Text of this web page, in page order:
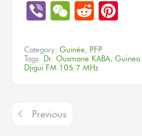
ViberWeChat
Reddit
Category: Guinée, PFP
Tags: Dr. Ousmane KABA, Guinea
Djigui FM 105.7 MHz
Previous